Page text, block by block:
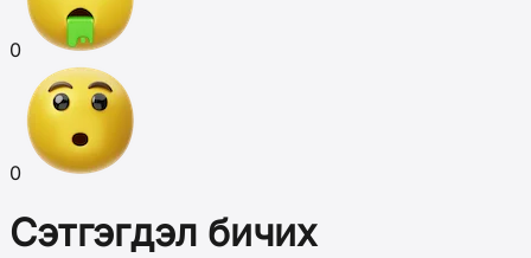
0
0
Сэтгэгдэл бичих